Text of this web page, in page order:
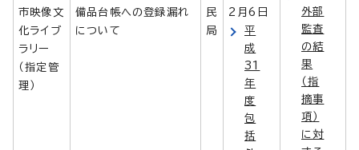
市映像文
化ライブ
ラリー
（指定管
理）
備品台帳への登録漏れ
について
民
局
2月6日
平
成
31
年
度
包
括
外部
監査
の結
果
（指
摘事
項）
に対